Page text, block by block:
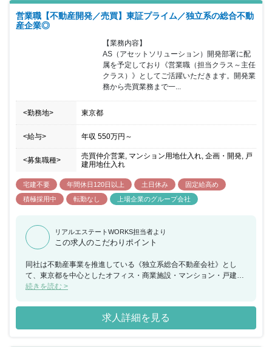
い方を求めており、自ら楽しみながら「学習・発見・改革・思考・
決断」のプロセスを繰り返し、成長を続けることが出来る方の採用
を進めています。個人よりも《チームワーク》を重視している職場
環境となっており、各部署で目標を設定した後に、部署の目標が各
社員に振り分けられる仕組みを整えています。チームの協力や連携
を常に大事にしており、部署としての目標達成に向け社員一丸とな
って取り組める環境です。今回の採用では会社と組織の拡大、成長
による増員募集となっており、更なる事業拡大に向け事業部の中核
となれる人材を求めておりますので、これまでのご経験を活かしな
がら部署を盛り上げて頂ける方の募集をお待ちしています。
営業職【不動産開発／売買】東証プライム／独立系の総合不動
産企業◎
【業務内容】
AS（アセットソリューション）開発部署に配
属を予定しており《営業職（担当クラス～主任
クラス）》としてご活躍いただきます。開発業
務から売買業務まで一...
<勤務地> 東京都
<給与> 年収 550万円 ～
<募集職種>
売買仲介営業, マンション用地仕入れ, 企画・開発, 戸
建用地仕入れ
宅建不要 年間休日120日以上 土日休み
固定給高め
積極採用中
転勤なし 上場企業のグループ会社
リアルエステートWORKS担当者より
この求人のこだわりポイント
同社は不動産事業を推進している《独立系総合不動産会社》とし
て、東京都を中心としたオフィス・商業施設・マンション・戸建・
ホテルなど、あらゆる不動産シーンで新たな価値と感動を創造して
事業にもチャレンジを続け、シンガポール証券取引所への株式上場
やホテル事業への参入など、新規事業に果敢にチャレンジすること
で創業以来黒字経営を実現し年々成長を続けています。「あらゆる
続きを読む >
求人詳細を見る